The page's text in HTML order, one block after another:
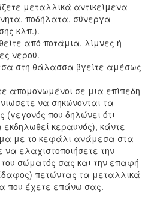
μεταλλικά αντικείμενα
ποδήλατα, σύνεργα
κλπ.).
από ποτάμια, λίμνες ή
νερού.
στη θάλασσα βγείτε αμέσως
απομονωμένοι σε μια επίπεδη
να σηκώνονται τα
(γεγονός που δηλώνει ότι
κεραυνός), κάντε
με το κεφάλι ανάμεσα στα
να ελαχιστοποιήσετε την
σώματός σας και την επαφή
πετώντας τα μεταλλικά
που έχετε επάνω σας.